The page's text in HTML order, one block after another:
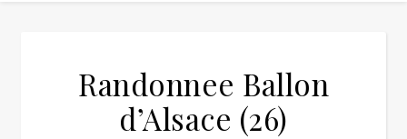
Randonnee Ballon
d’Alsace (26)